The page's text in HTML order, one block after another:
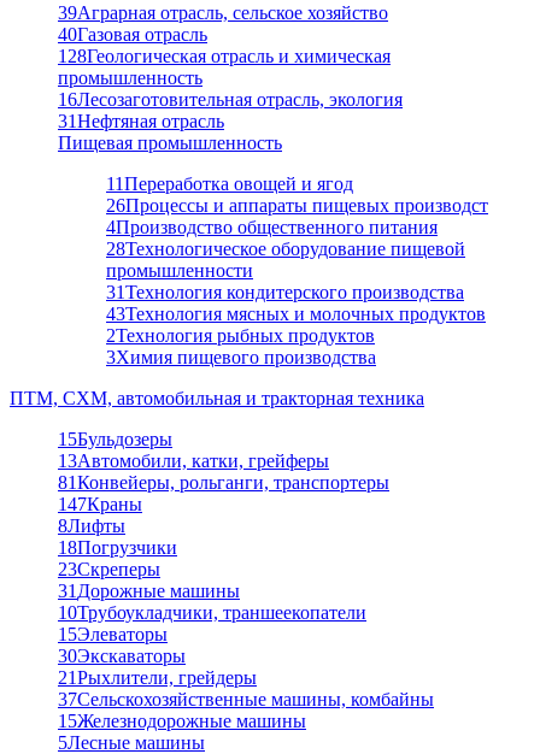
39Аграрная отрасль, сельское хозяйство
40Газовая отрасль
128Геологическая отрасль и химическая
промышленность
16Лесозаготовительная отрасль, экология
31Нефтяная отрасль
Пищевая промышленность
11Переработка овощей и ягод
26Процессы и аппараты пищевых производст
4Производство общественного питания
28Технологическое оборудование пищевой
промышленности
31Технология кондитерского производства
43Технология мясных и молочных продуктов
2Технология рыбных продуктов
3Химия пищевого производства
ПТМ, СХМ, автомобильная и тракторная техника
15Бульдозеры
13Автомобили, катки, грейферы
81Конвейеры, рольганги, транспортеры
147Краны
8Лифты
18Погрузчики
23Скреперы
31 Дорожные машины
10Трубоукладчики, траншеекопатели
15Элеваторы
30Экскаваторы
21Рыхлители, грейдеры
37Сельскохозяйственные машины, комбайны
15Железнодорожные машины
5Лесные машины